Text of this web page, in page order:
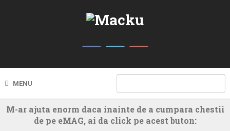
MENU
M-ar ajuta enorm daca inainte de a cumpara chestii
de pe eMAG, ai da click pe acest buton: